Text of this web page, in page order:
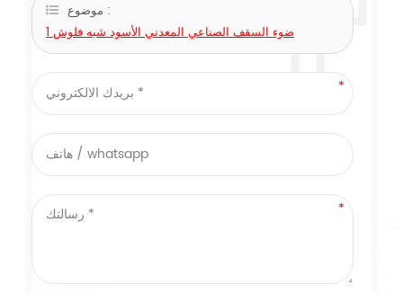
موضوع :
1 ضوء السقف الصناعي المعدني الأسود شبه فلوش